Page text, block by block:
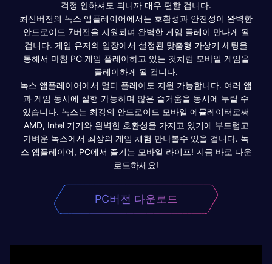
걱정 안하셔도 되니까 매우 편할 겁니다.
최신버전의 녹스 앱플레이어에서는 호환성과 안전성이 완벽한
안드로이드 7버전을 지원되며 완벽한 게임 플레이 만나게 될
겁니다. 게임 유저의 입장에서 설정된 맞춤형 가상키 세팅을
통해서 마침 PC 게임 플레이하고 있는 것처럼 모바일 게임을
플레이하게 될 겁니다.
녹스 앱플레이어에서 멀티 플레이도 지원 가능합니다. 여러 앱
과 게임 동시에 실행 가능하며 많은 즐거움을 동시에 누릴 수
있습니다. 녹스는 최강의 안드로이드 모바일 에뮬레이터로써
AMD, Intel 기기와 완벽한 호환성을 가지고 있기에 부드럽고
가벼운 녹스에서 최상의 게임 체험 만나볼수 있을 겁니다. 녹
스 앱플레이어, PC에서 즐기는 모바일 라이프! 지금 바로 다운
로드하세요!
PC버전 다운로드